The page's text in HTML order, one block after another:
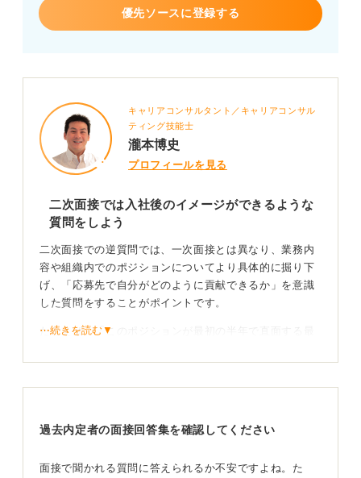
優先ソースに登録する
キャリアコンサルタント／キャリアコンサル
ティング技能士
瀧本博史
プロフィールを見る
二次面接では入社後のイメージができるような
質問をしよう
二次面接での逆質問では、一次面接とは異なり、業務内
容や組織内でのポジションについてより具体的に掘り下
げ、「応募先で自分がどのように貢献できるか」を意識
した質問をすることがポイントです。
たとえば、「このポジションが最初の半年で直面する最
成功イメージはどのようにお考えですか？」といった質
⋯続きを読む▼
過去内定者の面接回答集を確認してください
面接で聞かれる質問に答えられるか不安ですよね。た